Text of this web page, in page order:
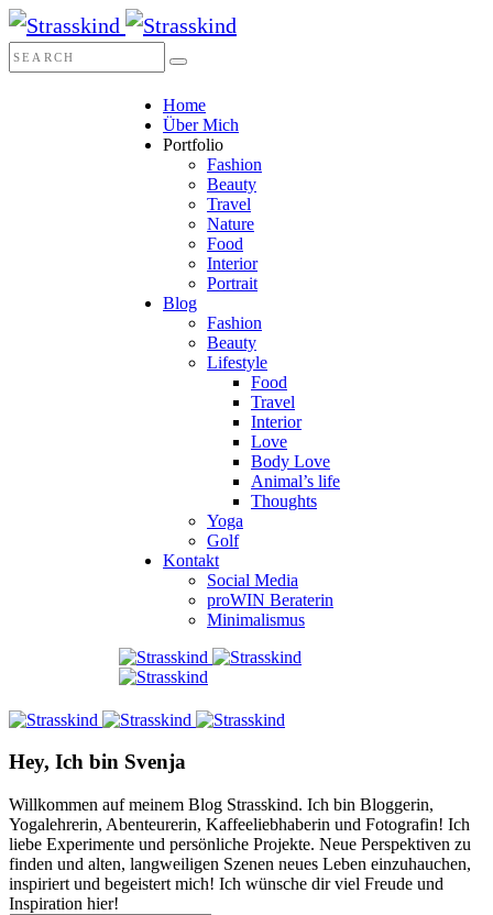
Home
Über Mich
Portfolio
Fashion
Beauty
Travel
Nature
Food
Interior
Portrait
Blog
Fashion
Beauty
Lifestyle
Food
Travel
Interior
Love
Body Love
Animal’s life
Thoughts
Yoga
Golf
Kontakt
Social Media
proWIN Beraterin
Minimalismus
Hey, Ich bin Svenja
Willkommen auf meinem Blog Strasskind. Ich bin Bloggerin,
Yogalehrerin, Abenteurerin, Kaffeeliebhaberin und Fotografin! Ich
liebe Experimente und persönliche Projekte. Neue Perspektiven zu
finden und alten, langweiligen Szenen neues Leben einzuhauchen,
inspiriert und begeistert mich! Ich wünsche dir viel Freude und
Inspiration hier!